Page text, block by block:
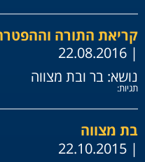
קריאת התורה
| 22.08.2016
נושא: בר ובת מצווה
תגיות:
בת מצווה
| 22.10.2015